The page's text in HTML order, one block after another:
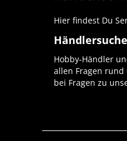
Hier findest Du
Hobby-Händler
allen Fragen rund
bei Fragen zu